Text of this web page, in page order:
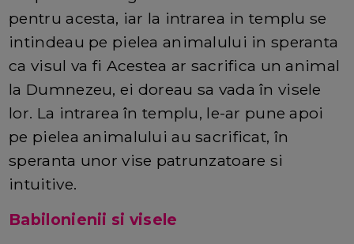
pentru acesta, iar la intrarea in templu se
intindeau pe pielea animalului in speranta
ca visul va fi Acestea ar sacrifica un animal
la Dumnezeu, ei doreau sa vada în visele
lor. La intrarea în templu, le-ar pune apoi
pe pielea animalului au sacrificat, în
speranta unor vise patrunzatoare si
intuitive.
Babilonienii si visele